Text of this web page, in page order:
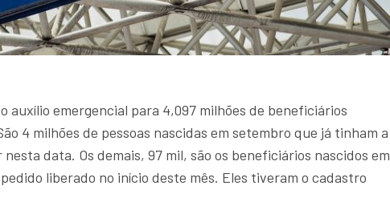
auxílio emergencial para 4,097 milhões de beneficiários
4 milhões de pessoas nascidas em setembro que já tinham a
data. Os demais, 97 mil, são os beneficiários nascidos em
liberado no início deste mês. Eles tiveram o cadastro